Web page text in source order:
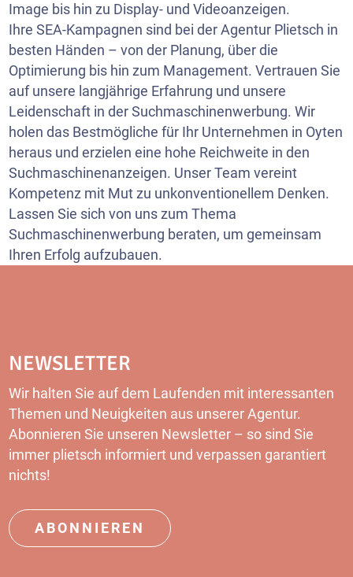
Image bis hin zu Display- und Videoanzeigen.
Ihre SEA-Kampagnen sind bei der Agentur Plietsch in
besten Händen – von der Planung, über die
Optimierung bis hin zum Management. Vertrauen Sie
auf unsere langjährige Erfahrung und unsere
Leidenschaft in der Suchmaschinenwerbung. Wir
holen das Bestmögliche für Ihr Unternehmen in Oyten
heraus und erzielen eine hohe Reichweite in den
Suchmaschinenanzeigen. Unser Team vereint
Kompetenz mit Mut zu unkonventionellem Denken.
Lassen Sie sich von uns zum Thema
Suchmaschinenwerbung beraten, um gemeinsam
Ihren Erfolg aufzubauen.
NEWSLETTER
Wir halten Sie auf dem Laufenden mit interessanten
Themen und Neuigkeiten aus unserer Agentur.
Abonnieren Sie unseren Newsletter – so sind Sie
immer plietsch informiert und verpassen garantiert
nichts!
ABONNIEREN